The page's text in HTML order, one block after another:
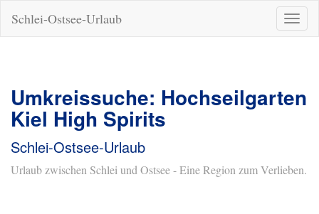
ein-/
Schlei-Ostsee-Urlaub
Umkreissuche: Hochseilgarten
Kiel High Spirits
Schlei-Ostsee-Urlaub
Urlaub zwischen Schlei und Ostsee - Eine Region zum Verlieben.